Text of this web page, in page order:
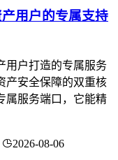
用户的专属支持
用户打造的专属服务
产安全保障的双重核
属服务端口，它能精
2026-08-06